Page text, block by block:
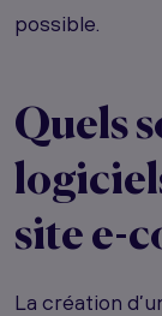
possible.
Quels
site e-
La création